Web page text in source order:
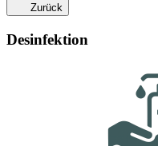
Zurück
Desinfektion